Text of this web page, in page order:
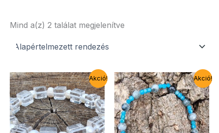
Mind a(z) 2 találat megjelenítve
Akció! Akció!